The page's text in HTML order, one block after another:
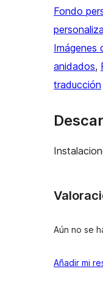
Fondo
Imágenes
anidados,
traducción
Aún no se
Añadir mi